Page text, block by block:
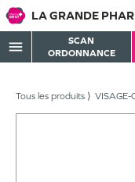
LA GRANDE
menu
SCAN
ORDONNANCE
Tous les produits VISAGE-